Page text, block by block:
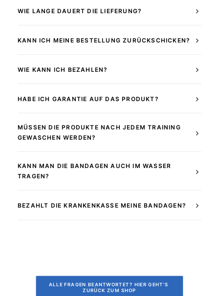
WIE LANGE DAUERT DIE LIEFERUNG?
KANN ICH MEINE BESTELLUNG ZURÜCKSCHICKEN?
WIE KANN ICH BEZAHLEN?
HABE ICH GARANTIE AUF DAS PRODUKT?
MÜSSEN DIE PRODUKTE NACH JEDEM TRAINING
GEWASCHEN WERDEN?
KANN MAN DIE BANDAGEN AUCH IM WASSER
TRAGEN?
BEZAHLT DIE KRANKENKASSE MEINE BANDAGEN?
ALLE FRAGEN BEANTWORTET? HIER GEHT'S
ZURÜCK ZUM SHOP